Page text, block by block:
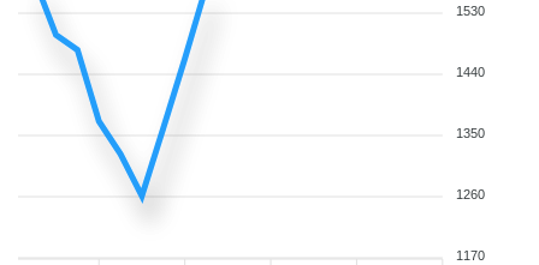
1530
1440
1350
1260
1170